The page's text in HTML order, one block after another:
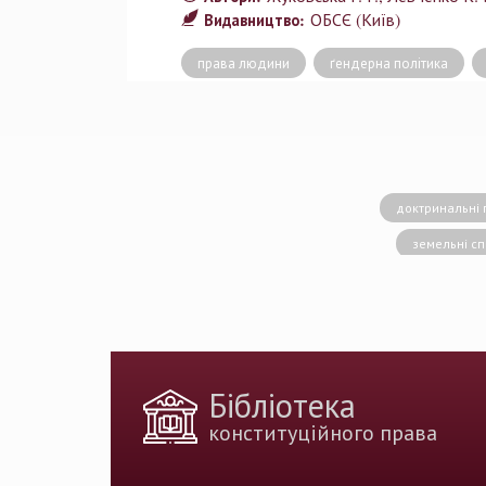
Видавництво: ОБСЄ (Київ)
права людини ґендерна політика
доктринальні
земельні
Голова
Бібліотека
конституційного права